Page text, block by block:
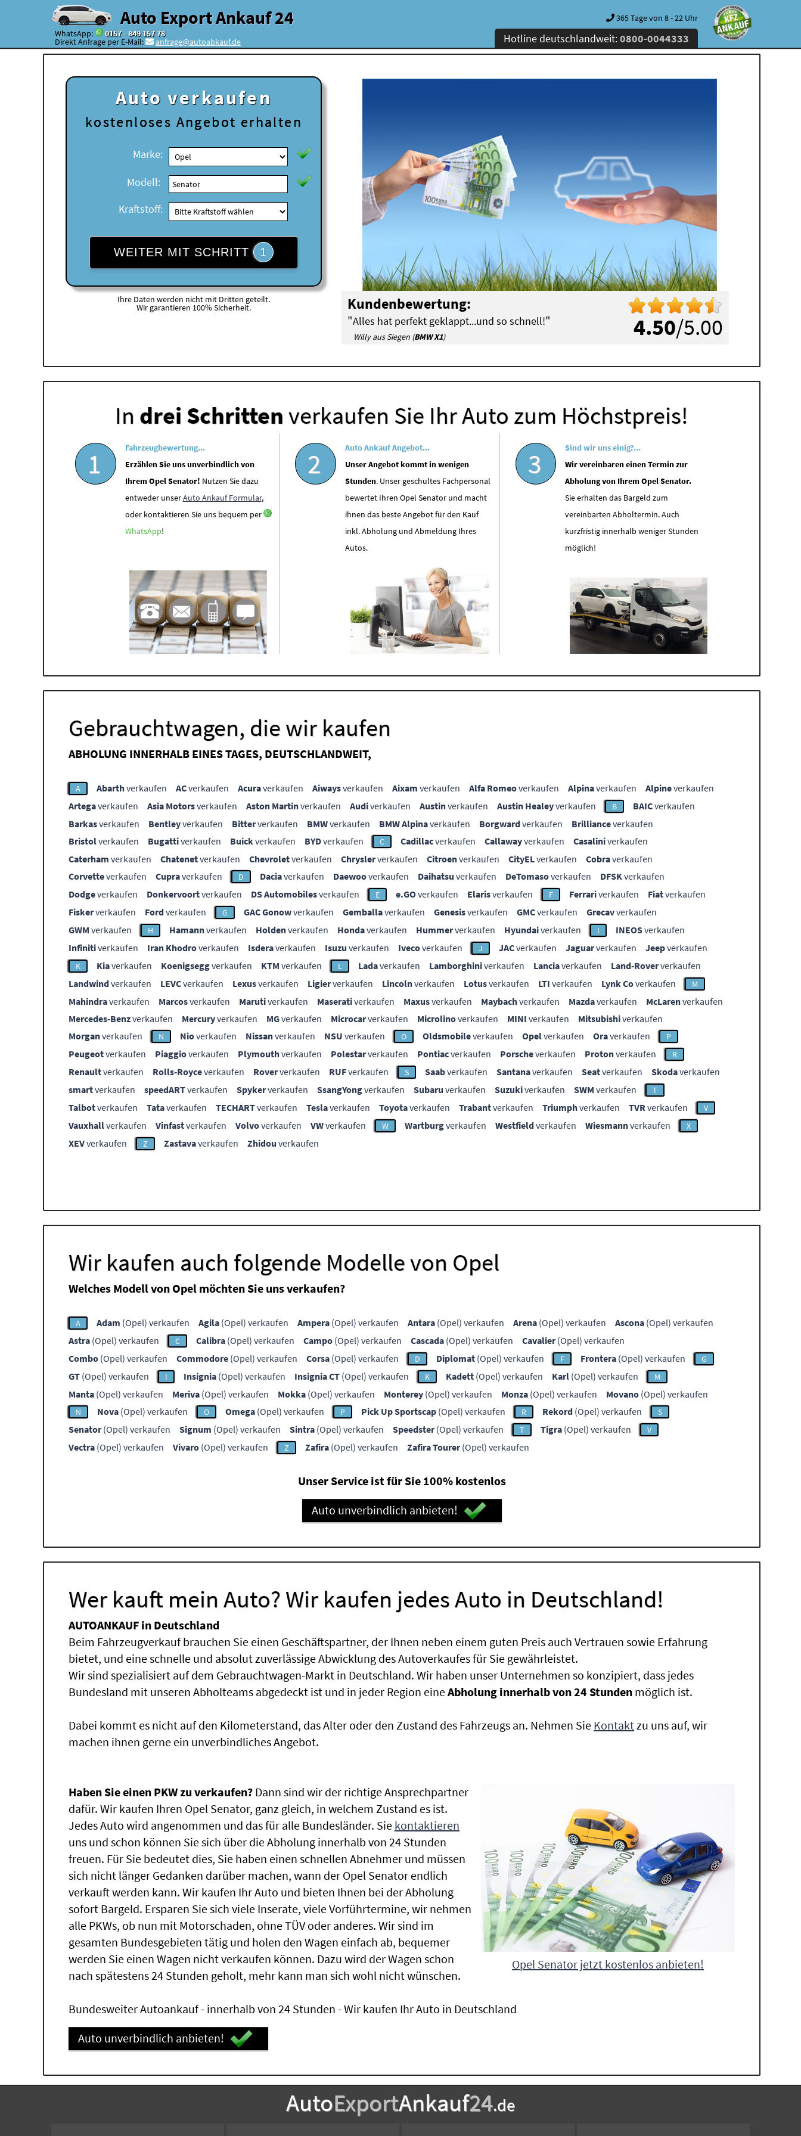
Auto Export Ankauf 24
WhatsApp: 0157 - 849 157 78
Direkt Anfrage per E-Mail: anfrage@autoabkauf.de
365 Tage von 8 - 22 Uhr
Hotline deutschlandweit:0800-0044333
Auto verkaufen
kostenloses Angebot erhalten
Marke:
Modell:
Kraftstoff:
WEITER MIT SCHRITT 1
Ihre Daten werden nicht mit Dritten geteilt.
Wir garantieren 100% Sicherheit.
4.50/5.00
Kundenbewertung:
"Alles hat perfekt geklappt...und so schnell!"
Willy aus Siegen (BMW X1)
In drei Schrittenverkaufen Sie Ihr Auto zum Höchstpreis!
1
Fahrzeugbewertung...
Erzählen Sie uns unverbindlich von
Ihrem Opel Senator! Nutzen Sie dazu
entweder unserAuto Ankauf Formular,
oder kontaktieren Sie uns bequem per
WhatsApp!
2
Auto Ankauf Angebot...
Unser Angebot kommt in wenigen
Stunden. Unser geschultes Fachpersonal
bewertet Ihren Opel Senator und macht
ihnen das beste Angebot für den Kauf
inkl. Abholung und Abmeldung Ihres
Autos.
3
Sind wir uns einig?...
Wir vereinbaren einen Termin zur
Abholung von Ihrem Opel Senator.
Sie erhalten das Bargeld zum
vereinbarten Abholtermin. Auch
kurzfristig innerhalb weniger Stunden
möglich!
Gebrauchtwagen, die wir kaufen
ABHOLUNG INNERHALB EINES TAGES, DEUTSCHLANDWEIT,
A Abarthverkaufen ACverkaufen Acuraverkaufen Aiwaysverkaufen Aixam verkaufen Alfa Romeoverkaufen Alpinaverkaufen Alpineverkaufen
Artegaverkaufen Asia Motorsverkaufen Aston Martinverkaufen Audiverkaufen Austinverkaufen Austin Healeyverkaufen B BAICverkaufen
Barkasverkaufen Bentleyverkaufen Bitterverkaufen BMWverkaufen BMW Alpinaverkaufen Borgwardverkaufen Brillianceverkaufen
Bristolverkaufen Bugattiverkaufen Buickverkaufen BYDverkaufen C Cadillacverkaufen Callawayverkaufen Casaliniverkaufen
Caterham verkaufen Chatenetverkaufen Chevroletverkaufen Chryslerverkaufen Citroenverkaufen CityELverkaufen Cobraverkaufen
Corvetteverkaufen Cupraverkaufen D Daciaverkaufen Daewooverkaufen Daihatsu verkaufen DeTomasoverkaufen DFSKverkaufen
Dodgeverkaufen Donkervoortverkaufen DS Automobilesverkaufen E e.GOverkaufen Elarisverkaufen F Ferrariverkaufen Fiatverkaufen
Fiskerverkaufen Fordverkaufen G GAC Gonowverkaufen Gemballaverkaufen Genesisverkaufen GMCverkaufen Grecavverkaufen
GWM verkaufen H Hamannverkaufen Holdenverkaufen Hondaverkaufen Hummerverkaufen Hyundaiverkaufen I INEOSverkaufen
Infinitiverkaufen Iran Khodroverkaufen Isderaverkaufen Isuzu verkaufen Ivecoverkaufen J JACverkaufen Jaguarverkaufen Jeepverkaufen
K Kiaverkaufen Koenigseggverkaufen KTM verkaufen L Ladaverkaufen Lamborghiniverkaufen Lanciaverkaufen Land-Roververkaufen
Landwindverkaufen LEVCverkaufen Lexusverkaufen Ligierverkaufen Lincolnverkaufen Lotusverkaufen LTI verkaufen Lynk Coverkaufen M
Mahindraverkaufen Marcosverkaufen Marutiverkaufen Maserativerkaufen Maxusverkaufen Maybachverkaufen Mazdaverkaufen McLarenverkaufen
Mercedes-Benzverkaufen Mercuryverkaufen MGverkaufen Microcarverkaufen Microlinoverkaufen MINI verkaufen Mitsubishiverkaufen
Morganverkaufen N Nioverkaufen Nissanverkaufen NSU verkaufen O Oldsmobileverkaufen Opelverkaufen Oraverkaufen P
Peugeotverkaufen Piaggioverkaufen Plymouthverkaufen Polestarverkaufen Pontiacverkaufen Porscheverkaufen Protonverkaufen R
Renaultverkaufen Rolls-Royceverkaufen Roververkaufen RUFverkaufen S Saabverkaufen Santanaverkaufen Seatverkaufen Skodaverkaufen
smartverkaufen speedARTverkaufen Spykerverkaufen SsangYongverkaufen Subaru verkaufen Suzukiverkaufen SWM verkaufen T
Talbotverkaufen Tataverkaufen TECHARTverkaufen Teslaverkaufen Toyotaverkaufen Trabantverkaufen Triumphverkaufen TVRverkaufen V
Vauxhallverkaufen Vinfastverkaufen Volvoverkaufen VWverkaufen W Wartburgverkaufen Westfieldverkaufen Wiesmannverkaufen X
XEVverkaufen Z Zastavaverkaufen Zhidou verkaufen
Wir kaufen auch folgende Modelle von Opel
Welches Modell von Opel möchten Sie uns verkaufen?
A Adam (Opel) verkaufen Agila (Opel) verkaufen Ampera (Opel) verkaufen Antara (Opel) verkaufen Arena (Opel) verkaufen Ascona (Opel) verkaufen
Astra (Opel) verkaufen C Calibra (Opel) verkaufen Campo (Opel) verkaufen Cascada (Opel) verkaufen Cavalier(Opel) verkaufen
Combo (Opel) verkaufen Commodore (Opel) verkaufen Corsa (Opel) verkaufen D Diplomat (Opel) verkaufen F Frontera (Opel) verkaufen G
GT (Opel) verkaufen I Insignia (Opel) verkaufen Insignia CT (Opel) verkaufen K Kadett (Opel) verkaufen Karl (Opel) verkaufen M
Manta (Opel) verkaufen Meriva (Opel) verkaufen Mokka (Opel) verkaufen Monterey (Opel) verkaufen Monza (Opel) verkaufen Movano (Opel) verkaufen
N Nova (Opel) verkaufen O Omega (Opel) verkaufen P Pick Up Sportscap (Opel) verkaufen R Rekord (Opel) verkaufen S
Senator(Opel) verkaufen Signum (Opel) verkaufen Sintra (Opel) verkaufen Speedster(Opel) verkaufen T Tigra (Opel) verkaufen V
Vectra (Opel) verkaufen Vivaro (Opel) verkaufen Z Zafira (Opel) verkaufen Zafira Tourer(Opel) verkaufen
Unser Service ist für Sie 100% kostenlos
Auto unverbindlich anbieten!
Wer kauft mein Auto? Wir kaufen jedes Auto in Deutschland!
AUTOANKAUF in Deutschland
Beim Fahrzeugverkauf brauchen Sie einen Geschäftspartner, der Ihnen neben einem guten Preis auch Vertrauen sowie Erfahrung
bietet, und eine schnelle und absolut zuverlässige Abwicklung des Autoverkaufes für Sie gewährleistet.
Wir sind spezialisiert auf dem Gebrauchtwagen-Markt in Deutschland. Wir haben unser Unternehmen so konzipiert, dass jedes
Bundesland mit unseren Abholteams abgedeckt ist und in jeder Region eineAbholung innerhalb von 24 Stunden möglich ist.
Dabei kommt es nicht auf den Kilometerstand, das Alter oder den Zustand des Fahrzeugs an. Nehmen Sie Kontaktzu uns auf, wir
machen ihnen gerne ein unverbindliches Angebot.
Opel Senator jetzt kostenlos anbieten!
Haben Sie einen PKW zu verkaufen? Dann sind wir der richtige Ansprechpartner
dafür. Wir kaufen Ihren Opel Senator, ganz gleich, in welchem Zustand es ist.
Jedes Auto wird angenommen und das für alle Bundesländer. Sie kontaktieren
uns und schon können Sie sich über die Abholung innerhalb von 24 Stunden
freuen. Für Sie bedeutet dies, Sie haben einen schnellen Abnehmer und müssen
sich nicht länger Gedanken darüber machen, wann der Opel Senator endlich
verkauft werden kann. Wir kaufen Ihr Auto und bieten Ihnen bei der Abholung
sofort Bargeld. Ersparen Sie sich viele Inserate, viele Vorführtermine, wir nehmen
alle PKWs, ob nun mit Motorschaden, ohne TÜV oder anderes. Wir sind im
gesamten Bundesgebieten tätig und holen den Wagen einfach ab, bequemer
werden Sie einen Wagen nicht verkaufen können. Dazu wird der Wagen schon
nach spätestens 24 Stunden geholt, mehr kann man sich wohl nicht wünschen.
Bundesweiter Autoankauf - innerhalb von 24 Stunden - Wir kaufen Ihr Auto in Deutschland
Auto unverbindlich anbieten!
AutoExportAnkauf24.de